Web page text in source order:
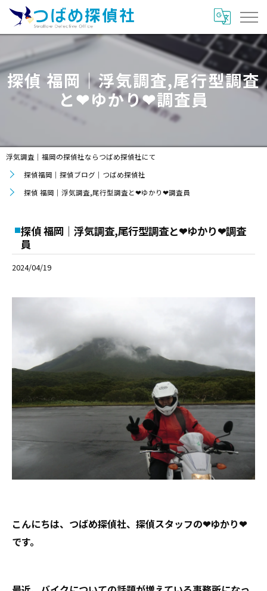
探偵 福岡｜浮気調査,尾行型調査
と❤ゆかり❤調査員
浮気調査｜福岡の探偵社ならつばめ探偵社にて
探偵福岡｜探偵ブログ｜つばめ探偵社
探偵 福岡｜浮気調査,尾行型調査と❤ゆかり❤調査員
探偵 福岡｜浮気調査,尾行型調査と❤ゆかり❤調査
員
2024/04/19
こんにちは、つばめ探偵社、探偵スタッフの❤ゆかり❤
です。